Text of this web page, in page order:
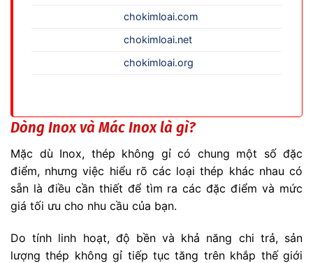
chokimloai.com
chokimloai.net
chokimloai.org
Dòng Inox và Mác Inox là gì?
Mặc dù Inox, thép không gỉ có chung một số đặc
điểm, nhưng việc hiểu rõ các loại thép khác nhau có
sẵn là điều cần thiết để tìm ra các đặc điểm và mức
giá tối ưu cho nhu cầu của bạn.
Do tính linh hoạt, độ bền và khả năng chi trả, sản
lượng thép không gỉ tiếp tục tăng trên khắp thế giới